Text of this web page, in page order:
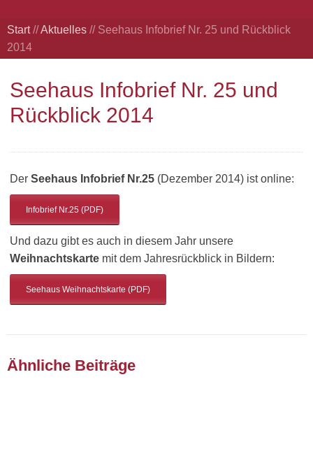
Start//Aktuelles // Seehaus Infobrief Nr. 25 und Rückblick
2014
Seehaus Infobrief Nr. 25 und
Rückblick 2014
Der Seehaus Infobrief Nr.25 (Dezember 2014) ist online:
Infobrief Nr.25 (PDF)
Und dazu gibt es auch in diesem Jahr unsere
Weihnachtskarte mit dem Jahresrückblick in Bildern:
Seehaus Weihnachtskarte (PDF)
Ähnliche Beiträge